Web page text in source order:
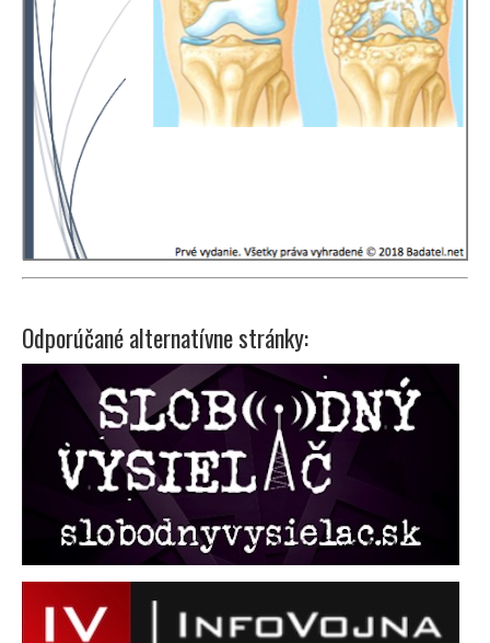
Odporúčané alternatívne stránky: